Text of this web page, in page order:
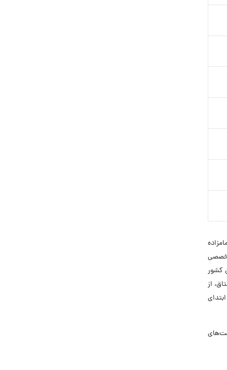
1378 در شهرک صنعتی امامزاده
محصول در بازار برق کشور
از